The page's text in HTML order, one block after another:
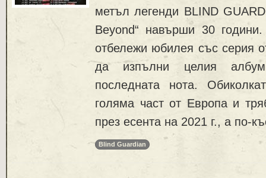
метъл легенди BLIND
Beyond“ навърши 30
отбележи юбилея със серия
да изпълни целия
последната нота.
голяма част от Европа и
през есента на 2021 г., а по-
Blind Guardian